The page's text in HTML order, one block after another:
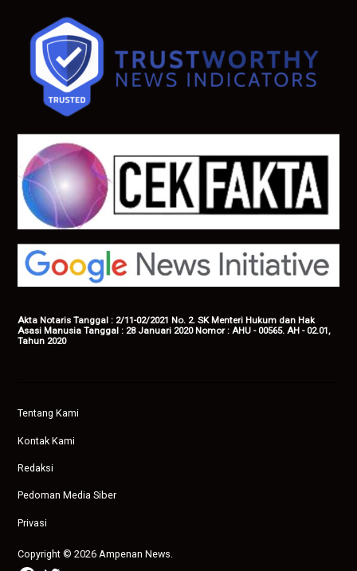
Akta Notaris Tanggal : 2/11-02/2021 No. 2. SK Menteri Hukum dan Hak
Asasi Manusia Tanggal : 28 Januari 2020 Nomor : AHU - 00565. AH - 02.01,
Tahun 2020
Tentang Kami
Kontak Kami
Redaksi
Pedoman Media Siber
Privasi
Copyright © 2026 Ampenan News.